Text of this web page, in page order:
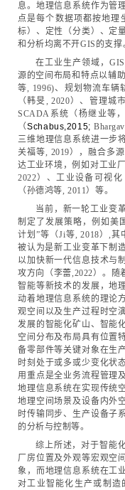
息。地理信息系统作为管
点是每个数据项都按地理
标）、定性（分类）、定
和分析均离不开GIS的支撑
在工业生产领域，
源的空间布局和特点以辅
等, 1996)、规划物流车辆
（韩旻, 2020）、管理城
SCADA系统（杨继业等
（Schabus,2015;
三维地理信息系统进一步
关福等, 2019），融合多
达工业环境，例如对工业
2022）、工业设备可视
（孙德鸿等, 2011）等。
当前，新一轮工业变
制定了发展策略，例如美
计划”等（Ji等, 2018）,其
被认为是新工业变革下制
以加快新一代信息技术与
攻方向（李蕾,2022）。随
智能等新技术的发展，地
动着地理信息系统的理论
观空间以及生产过程时空
发展的智能化矿山、智能
空间分布及布局具有位置
备零部件等关键对象在生
时刻处于或多或少变化状
用重点是全业务流程管理
地理信息系统在实现传统
地理空间场景及设备内外
时传输同步、生产设备子
的分析与控制等。
综上所述，对于智能
厂房位置及外观等宏观空
象，而地理信息系统在工
对工业智能化生产或制造